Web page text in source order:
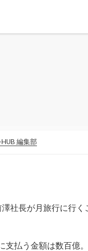
HUB 編集部
社長が月旅行に行く
支払う金額は数百億